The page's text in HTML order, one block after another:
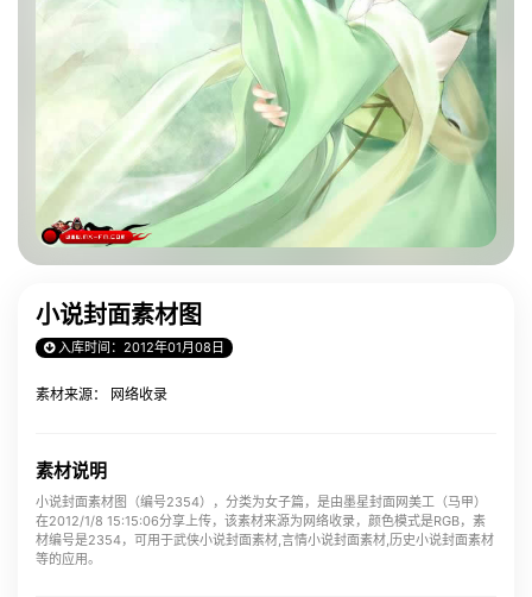
小说封面素材图
入库时间：2012年01月08日
素材来源： 网络收录
素材说明
小说封面素材图（编号2354），分类为女子篇，是由墨星封面网美工（马甲）
在2012/1/8 15:15:06分享上传，该素材来源为网络收录，颜色模式是RGB，素
材编号是2354，可用于武侠小说封面素材,言情小说封面素材,历史小说封面素材
等的应用。